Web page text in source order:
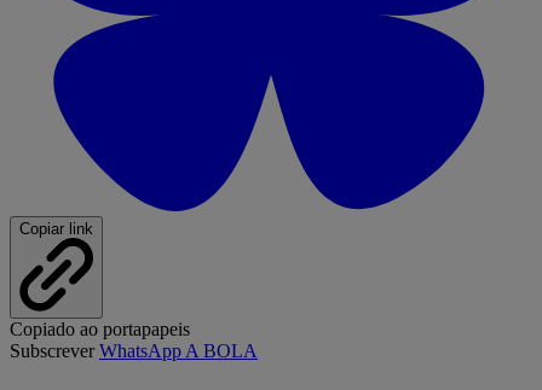
Copiar link
Copiado ao portapapeis
SubscreverWhatsApp A BOLA